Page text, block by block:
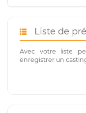
Liste de
Avec votre liste
enregistrer un